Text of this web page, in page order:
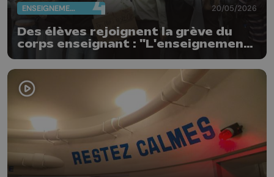
ENSEIGNEMENT 20/05/2026
Des élèves rejoignent la grève du
corps enseignant : "L'enseignement
n'est pas à vendre"